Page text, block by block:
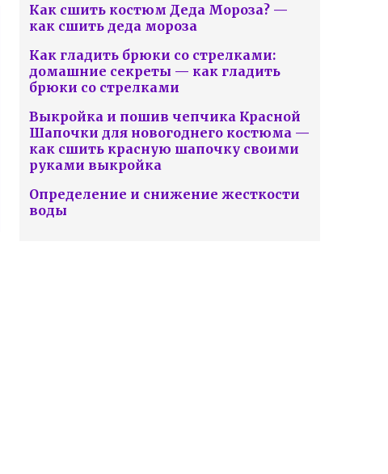
Как сшить костюм Деда Мороза? —
как сшить деда мороза
Как гладить брюки со стрелками:
домашние секреты — как гладить
брюки со стрелками
Выкройка и пошив чепчика Красной
Шапочки для новогоднего костюма —
как сшить красную шапочку своими
руками выкройка
Определение и снижение жесткости
воды